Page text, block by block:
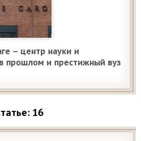
– центр науки и
прошлом и престижный вуз
16